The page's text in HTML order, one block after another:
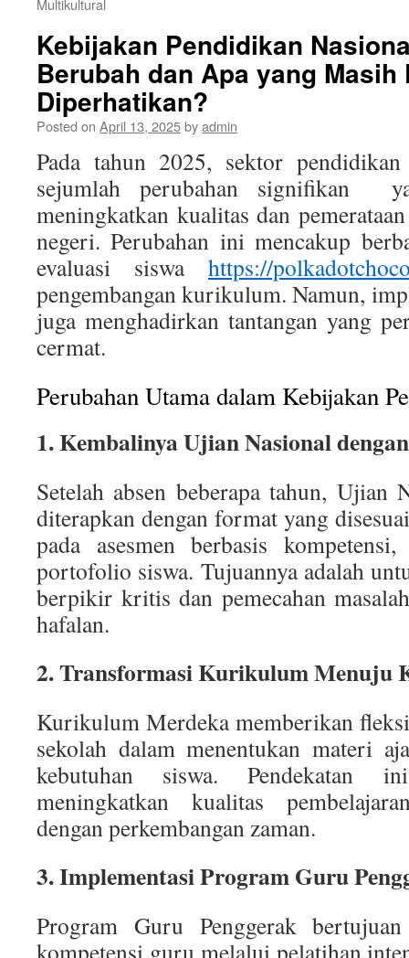
Multikultural
Kebijakan Pendidikan
Berubah dan Apa yang Masih
Diperhatikan?
Posted on April 13, 2025byadmin
Pada tahun 2025, sektor
sejumlah perubahan signifikan
meningkatkan kualitas dan
negeri. Perubahan ini mencakup
evaluasi siswa https://
pengembangan kurikulum. Namun,
juga menghadirkan tantangan yang
cermat.
Perubahan Utama dalam Kebijakan
1. Kembalinya Ujian Nasional
Setelah absen beberapa tahun, Ujian
diterapkan dengan format yang
pada asesmen berbasis
portofolio siswa. Tujuannya adalah
berpikir kritis dan pemecahan
hafalan.
2. Transformasi Kurikulum Menuju
Kurikulum Merdeka memberikan
sekolah dalam menentukan materi
kebutuhan siswa. Pendekatan
meningkatkan kualitas
dengan perkembangan zaman.
3. Implementasi Program Guru
Program Guru Penggerak
kompetensi guru melalui pelatihan